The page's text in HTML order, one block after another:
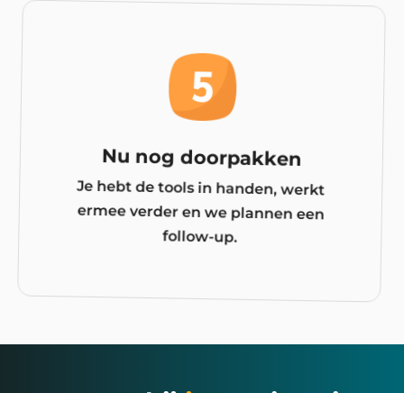
Nu nog doorpakken
Je hebt de tools in handen, werkt
ermee verder en we plannen een
follow-up.